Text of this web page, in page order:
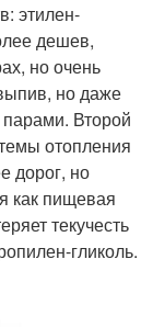
этилен-
дешев,
но очень
но даже
Второй
отопления
дорог, но
как пищевая
текучесть
гликоль.